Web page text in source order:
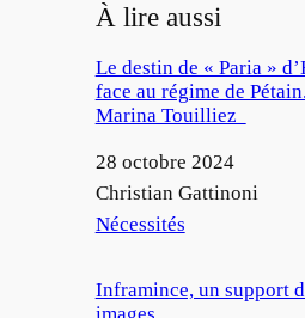
À lire aussi
Le destin de « Paria »
face au régime de
Marina Touilliez
Date
28 octobre 2024
Auteur
Christian Gattinoni
Par rapport à
Nécessités
Inframince, un support